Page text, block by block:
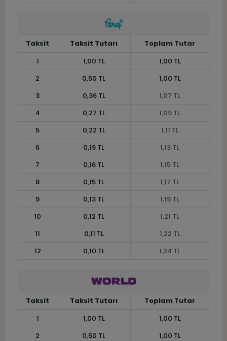
Taksit Taksit Tutarı
Toplam Tutar
1
1,00 TL
1,00 TL
2
0,50 TL
1,00 TL
3
0,36 TL
1,07 TL
4
0,27 TL
1,09 TL
5
0,22 TL
1,11 TL
6
0,19 TL
1,13 TL
7
0,16 TL
1,15 TL
8
0,15 TL
1,17 TL
9
0,13 TL
1,19 TL
10
0,12 TL
1,21 TL
11
0,11 TL
1,22 TL
12
0,10 TL 1,24 TL
Taksit Taksit Tutarı
Toplam Tutar
1
1,00 TL
1,00 TL
2
0,50 TL
1,00 TL